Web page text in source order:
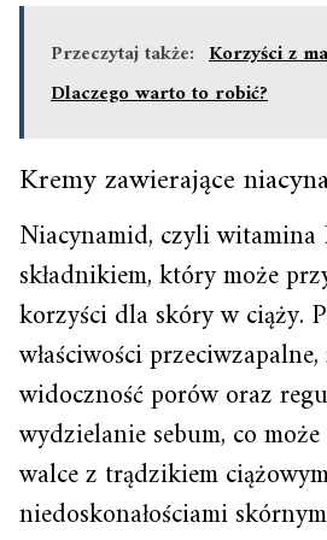
Przeczytaj także: Korzyści z
Dlaczego warto to robić?
Kremy zawierające
Niacynamid, czyli witamina
składnikiem, który może
korzyści dla skóry w ciąży.
właściwości
widoczność porów oraz
wydzielanie sebum, co
walce z trądzikiem
niedoskonałościami